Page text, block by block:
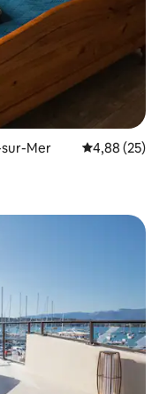
Mer Calificación
4,88 (25)